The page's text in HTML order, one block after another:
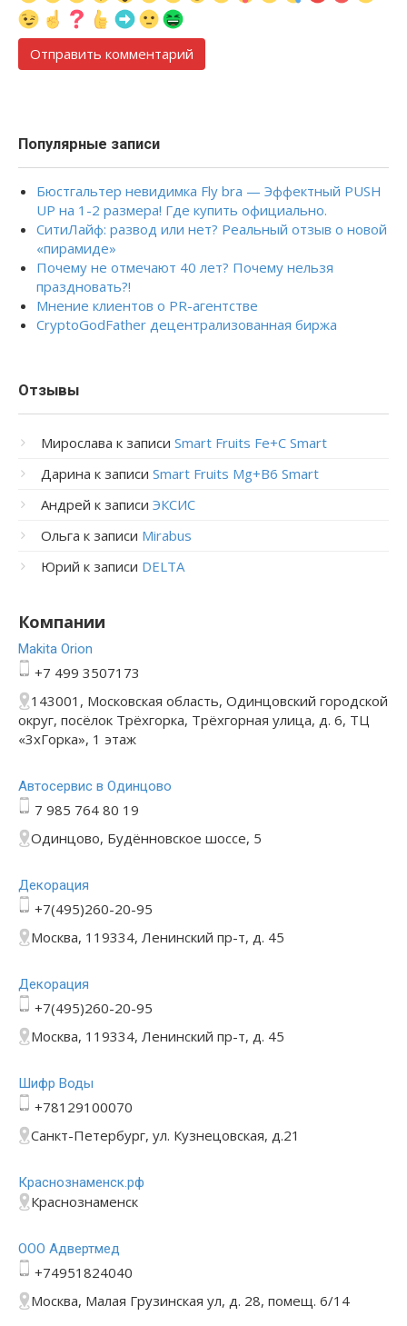
Популярные записи
Бюстгальтер невидимка Fly bra — Эффектный PUSH
UP на 1-2 размера! Где купить официально.
СитиЛайф: развод или нет? Реальный отзыв о новой
«пирамиде»
Почему не отмечают 40 лет? Почему нельзя
праздновать?!
Мнение клиентов о PR-агентстве
CryptoGodFather децентрализованная биржа
Отзывы
Мирослава к записи Smart Fruits Fe+C Smart
Дарина к записи Smart Fruits Mg+B6 Smart
Андрей к записи ЭКСИС
Ольга к записи Mirabus
Юрий к записи DELTA
Компании
Makita Orion
+7 499 3507173
143001, Московская область, Одинцовский городской
округ, посёлок Трёхгорка, Трёхгорная улица, д. 6, ТЦ
«3хГорка», 1 этаж
Автосервис в Одинцово
7 985 764 80 19
Одинцово, Будённовское шоссе, 5
Декорация
+7(495)260-20-95
Москва, 119334, Ленинский пр-т, д. 45
Декорация
+7(495)260-20-95
Москва, 119334, Ленинский пр-т, д. 45
Шифр Воды
+78129100070
Санкт-Петербург, ул. Кузнецовская, д.21
Краснознаменск.рф
Краснознаменск
ООО Адвертмед
+74951824040
Москва, Малая Грузинская ул, д. 28, помещ. 6/14